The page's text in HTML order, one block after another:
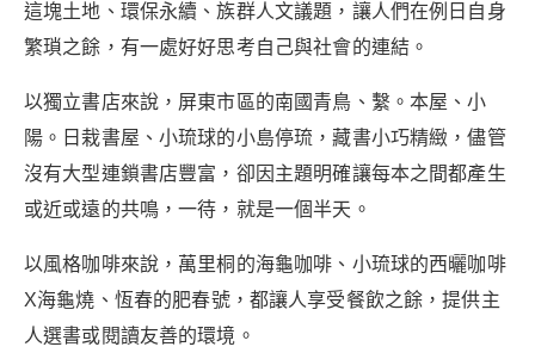
這塊土地、環保永續、族群人文議題，讓人們在例日自身
繁瑣之餘，有一處好好思考自己與社會的連結。
以獨立書店來說，屏東市區的南國青鳥、繫。本屋、小
陽。日栽書屋、小琉球的小島停琉，藏書小巧精緻，儘管
沒有大型連鎖書店豐富，卻因主題明確讓每本之間都產生
或近或遠的共鳴，一待，就是一個半天。
以風格咖啡來說，萬里桐的海龜咖啡、小琉球的西曬咖啡
X海龜燒、恆春的肥春號，都讓人享受餐飲之餘，提供主
人選書或閱讀友善的環境。